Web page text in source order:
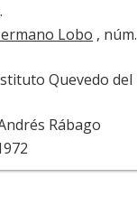
.
Lobo , núm.
Quevedo del
Rábago